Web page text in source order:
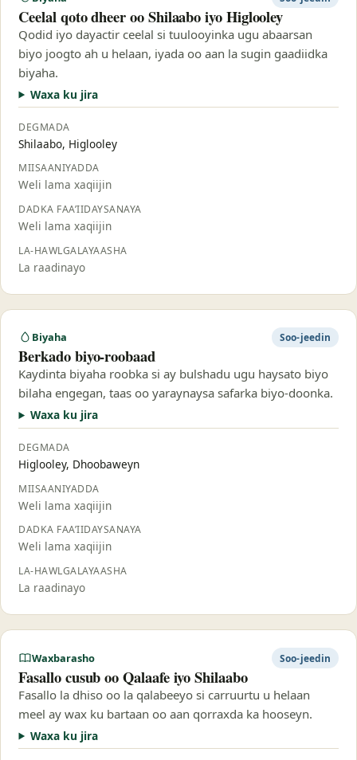
Ceelal qoto dheer oo Shilaabo iyo Higlooley
Qodid iyo dayactir ceelal si tuulooyinka ugu abaarsan
biyo joogto ah u helaan, iyada oo aan la sugin gaadiidka
biyaha.
Waxa ku jira
DEGMADA
Shilaabo, Higlooley
MIISAANIYADDA
Weli lama xaqiijin
DADKA FAA’IIDAYSANAYA
Weli lama xaqiijin
LA-HAWLGALAYAASHA
La raadinayo
Biyaha Soo-jeedin
Berkado biyo-roobaad
Kaydinta biyaha roobka si ay bulshadu ugu haysato biyo
bilaha engegan, taas oo yaraynaysa safarka biyo-doonka.
Waxa ku jira
DEGMADA
Higlooley, Dhoobaweyn
MIISAANIYADDA
Weli lama xaqiijin
DADKA FAA’IIDAYSANAYA
Weli lama xaqiijin
LA-HAWLGALAYAASHA
La raadinayo
Waxbarasho Soo-jeedin
Fasallo cusub oo Qalaafe iyo Shilaabo
Fasallo la dhiso oo la qalabeeyo si carruurtu u helaan
meel ay wax ku bartaan oo aan qorraxda ka hooseyn.
Waxa ku jira